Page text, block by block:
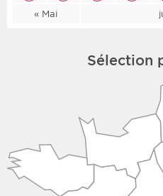
« Mai
Sélection